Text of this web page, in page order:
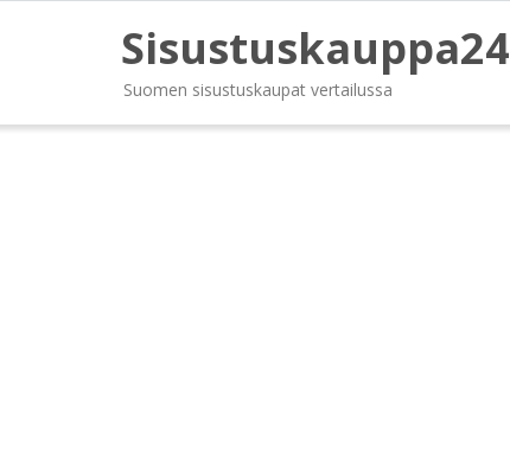
Sisustuskauppa24
Suomen sisustuskaupat vertailussa